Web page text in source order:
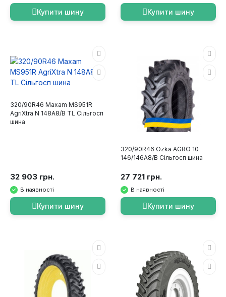
Купити шину Купити шину
320/90R46 Maxam MS951R
AgriXtra N 148A8/B TL Сільгосп
шина
32 903 грн.
В наявності
Купити шину
320/90R46 Ozka AGRO 10
146/146A8/B Сільгосп шина
27 721 грн.
В наявності
Купити шину